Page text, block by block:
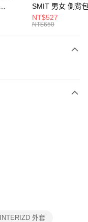
轉至「AFTEE先享後付」
連結，可透過四大超商／
易完成。
面顯示為準，若有關於
請聯繫「AFTEE先享後付
support/home
統襪
SMIT 男女 側背
BA5871010
NT$527
NT$650
外套